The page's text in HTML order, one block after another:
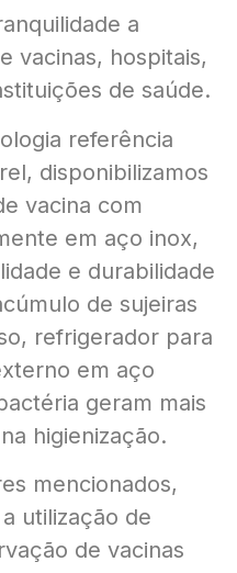
a
vacinas, hospitais,
de saúde.
referência
disponibilizamos
vacina com
em aço inox,
e durabilidade
de sujeiras
refrigerador para
em aço
geram mais
higienização.
mencionados,
utilização de
de vacinas